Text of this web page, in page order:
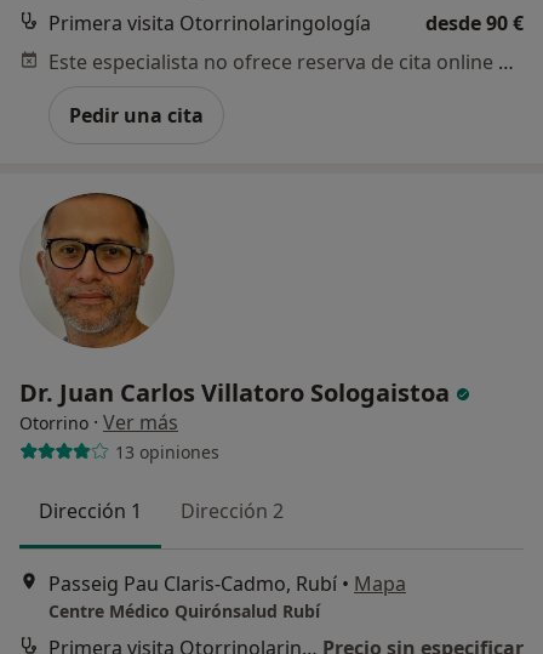
Primera visita Otorrinolaringología
desde 90 €
Este especialista no ofrece reserva de cita online en esta dirección.
Pedir una cita
Dr. Juan Carlos Villatoro Sologaistoa
Otorrino · Ver más
13 opiniones
Dirección 1 Dirección 2
Passeig Pau Claris-Cadmo, Rubí • Mapa
Centre Médico Quirónsalud Rubí
Primera visita Otorrinolaringología Precio sin especificar